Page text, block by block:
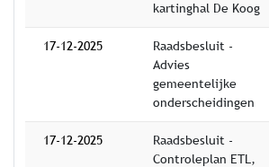
kartinghal De Koog
17-12-2025
Raadsbesluit -
Advies
gemeentelijke
onderscheidingen
17-12-2025
Raadsbesluit -
Controleplan ETL,